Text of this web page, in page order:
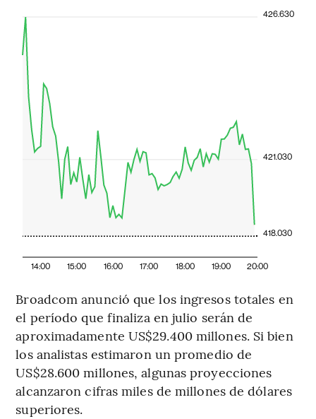
14:00 15:00 16:00 17:00 18:00 19:00 20:00
418.030
421.030
426.630
Broadcom anunció que los ingresos totales en
el período que finaliza en julio serán de
aproximadamente US$29.400 millones. Si bien
los analistas estimaron un promedio de
US$28.600 millones, algunas proyecciones
alcanzaron cifras miles de millones de dólares
superiores.